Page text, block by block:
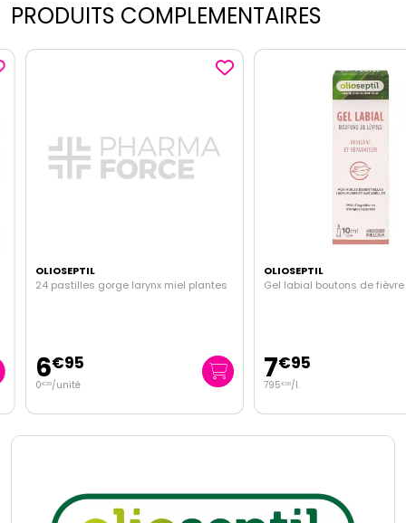
PRODUITS COMPLEMENTAIRES
OLIOSEPTIL
24 pastilles gorge larynx miel plantes
6€95
29/unité
OLIOSEPTIL
Gel labial boutons de fièvre
7€95
795€ 00/l.